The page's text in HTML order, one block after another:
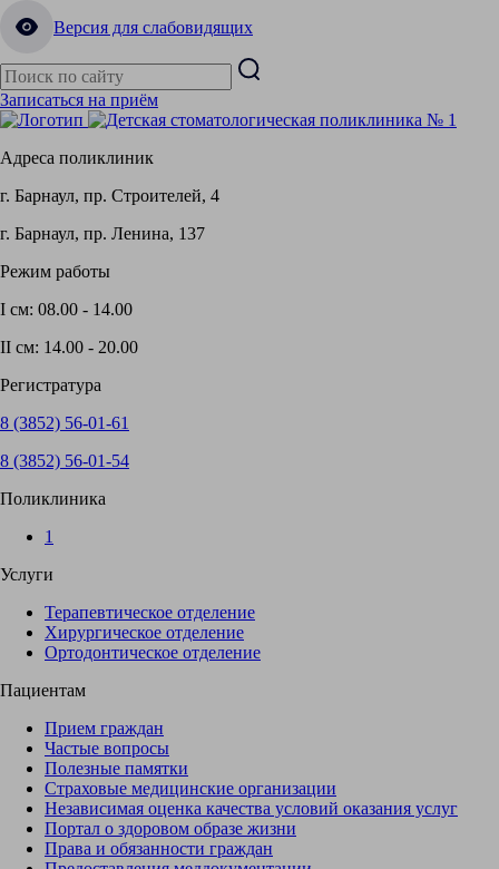
Версия для слабовидящих
Записаться на приём
Адреса поликлиник
г. Барнаул, пр. Строителей, 4
г. Барнаул, пр. Ленина, 137
Режим работы
I см: 08.00 - 14.00
II см: 14.00 - 20.00
Регистратура
8 (3852) 56-01-61
8 (3852) 56-01-54
Поликлиника
1
Услуги
Терапевтическое отделение
Хирургическое отделение
Ортодонтическое отделение
Пациентам
Прием граждан
Частые вопросы
Полезные памятки
Страховые медицинские организации
Независимая оценка качества условий оказания услуг
Портал о здоровом образе жизни
Права и обязанности граждан